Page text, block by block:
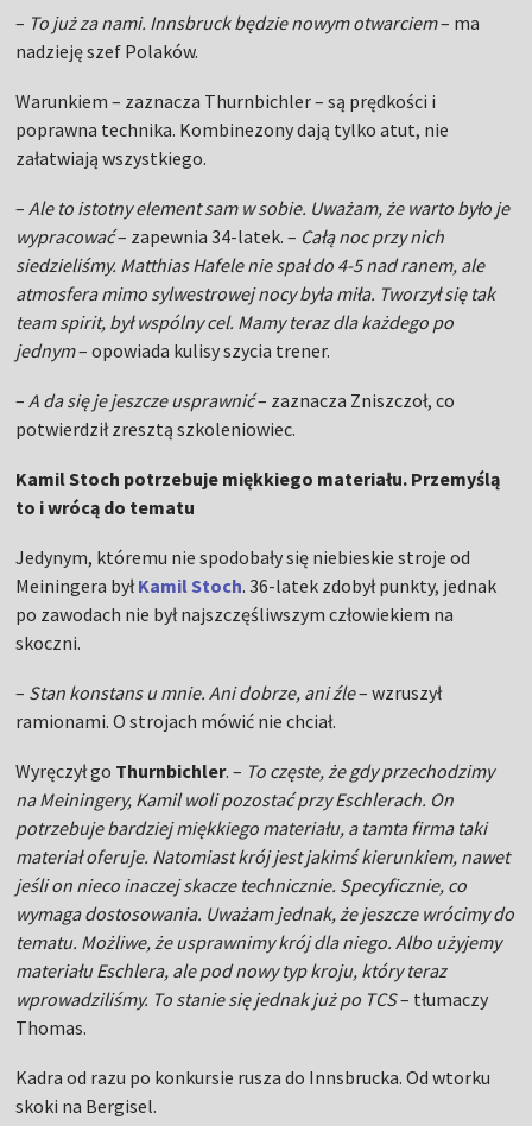
– To już za nami. Innsbruck będzie nowym otwarciem– ma
nadzieję szef Polaków.
Warunkiem – zaznacza Thurnbichler – są prędkości i
poprawna technika. Kombinezony dają tylko atut, nie
załatwiają wszystkiego.
– Ale to istotny element sam w sobie. Uważam, że warto było je
wypracować– zapewnia 34-latek. – Całą noc przy nich
siedzieliśmy. Matthias Hafele nie spał do 4-5 nad ranem, ale
atmosfera mimo sylwestrowej nocy była miła. Tworzył się tak
team spirit, był wspólny cel. Mamy teraz dla każdego po
jednym– opowiada kulisy szycia trener.
– A da się je jeszcze usprawnić– zaznacza Zniszczoł, co
potwierdził zresztą szkoleniowiec.
Kamil Stoch potrzebuje miękkiego materiału. Przemyślą
to i wrócą do tematu
Jedynym, któremu nie spodobały się niebieskie stroje od
Meiningera byłKamil Stoch. 36-latek zdobył punkty, jednak
po zawodach nie był najszczęśliwszym człowiekiem na
skoczni.
– Stan konstans u mnie. Ani dobrze, ani źle– wzruszył
ramionami. O strojach mówić nie chciał.
Wyręczył go Thurnbichler. – To częste, że gdy przechodzimy
na Meiningery, Kamil woli pozostać przy Eschlerach. On
potrzebuje bardziej miękkiego materiału, a tamta firma taki
materiał oferuje. Natomiast krój jest jakimś kierunkiem, nawet
jeśli on nieco inaczej skacze technicznie. Specyficznie, co
wymaga dostosowania. Uważam jednak, że jeszcze wrócimy do
tematu. Możliwe, że usprawnimy krój dla niego. Albo użyjemy
materiału Eschlera, ale pod nowy typ kroju, który teraz
wprowadziliśmy. To stanie się jednak już po TCS– tłumaczy
Thomas.
Kadra od razu po konkursie rusza do Innsbrucka. Od wtorku
skoki na Bergisel.